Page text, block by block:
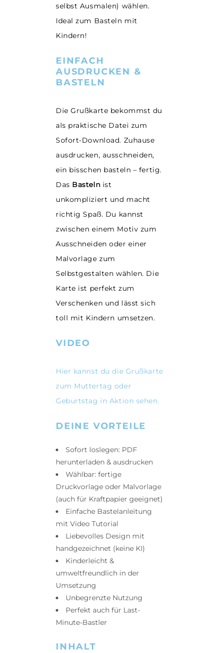
selbst Ausmalen) wählen.
Ideal zum Basteln mit
Kindern!
EINFACH
AUSDRUCKEN &
BASTELN
Die Grußkarte bekommst du
als praktische Datei zum
Sofort-Download. Zuhause
ausdrucken, ausschneiden,
ein bisschen basteln – fertig.
Das Basteln ist
unkompliziert und macht
richtig Spaß. Du kannst
zwischen einem Motiv zum
Ausschneiden oder einer
Malvorlage zum
Selbstgestalten wählen. Die
Karte ist perfekt zum
Verschenken und lässt sich
toll mit Kindern umsetzen.
VIDEO
Hier kannst du die Grußkarte
zum Muttertag oder
Geburtstag in Aktion sehen.
DEINE VORTEILE
Sofort loslegen: PDF
herunterladen & ausdrucken
Wählbar: fertige
Druckvorlage oder Malvorlage
(auch für Kraftpapier geeignet)
Einfache Bastelanleitung
mit Video Tutorial
Liebevolles Design mit
handgezeichnet (keine KI)
Kinderleicht &
umweltfreundlich in der
Umsetzung
Unbegrenzte Nutzung
Perfekt auch für Last-
Minute-Bastler
INHALT